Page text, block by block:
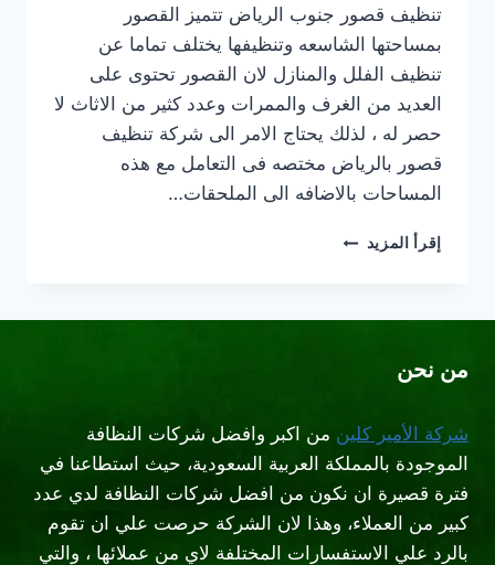
تنظيف قصور جنوب الرياض تتميز القصور
بمساحتها الشاسعه وتنظيفها يختلف تماما عن
تنظيف الفلل والمنازل لان القصور تحتوى على
العديد من الغرف والممرات وعدد كثير من الاثاث لا
حصر له ، لذلك يحتاج الامر الى شركة تنظيف
قصور بالرياض مختصه فى التعامل مع هذه
المساحات بالاضافه الى الملحقات…
إقرأ المزيد شركة
من نحن
شركة الأمير كلين من اكبر وافضل شركات النظافة
الموجودة بالمملكة العربية السعودية، حيث استطاعنا في
فترة قصيرة ان نكون من افضل شركات النظافة لدي عدد
كبير من العملاء، وهذا لان الشركة حرصت علي ان تقوم
بالرد علي الاستفسارات المختلفة لاي من عملائها ، والتي